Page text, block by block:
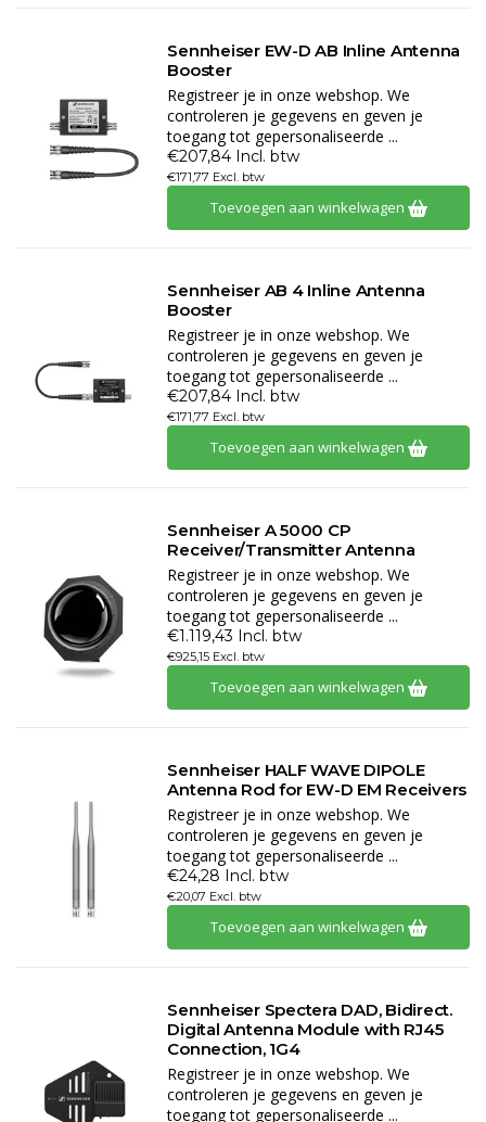
Sennheiser EW-D AB Inline Antenna
Booster
Registreer je in onze webshop. We
controleren je gegevens en geven je
toegang tot gepersonaliseerde ...
€207,84 Incl. btw
€171,77 Excl. btw
Toevoegen aan winkelwagen
Sennheiser AB 4 Inline Antenna
Booster
Registreer je in onze webshop. We
controleren je gegevens en geven je
toegang tot gepersonaliseerde ...
€207,84 Incl. btw
€171,77 Excl. btw
Toevoegen aan winkelwagen
Sennheiser A 5000 CP
Receiver/Transmitter Antenna
Registreer je in onze webshop. We
controleren je gegevens en geven je
toegang tot gepersonaliseerde ...
€1.119,43 Incl. btw
€925,15 Excl. btw
Toevoegen aan winkelwagen
Sennheiser HALF WAVE DIPOLE
Antenna Rod for EW-D EM Receivers
Registreer je in onze webshop. We
controleren je gegevens en geven je
toegang tot gepersonaliseerde ...
€24,28 Incl. btw
€20,07 Excl. btw
Toevoegen aan winkelwagen
Sennheiser Spectera DAD, Bidirect.
Digital Antenna Module with RJ45
Connection, 1G4
Registreer je in onze webshop. We
controleren je gegevens en geven je
toegang tot gepersonaliseerde ...